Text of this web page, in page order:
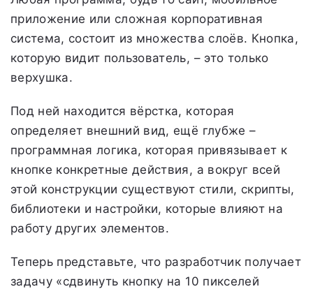
приложение или сложная корпоративная
система, состоит из множества слоёв. Кнопка,
которую видит пользователь, – это только
верхушка.
Под ней находится вёрстка, которая
определяет внешний вид, ещё глубже –
программная логика, которая привязывает к
кнопке конкретные действия, а вокруг всей
этой конструкции существуют стили, скрипты,
библиотеки и настройки, которые влияют на
работу других элементов.
Теперь представьте, что разработчик получает
задачу «сдвинуть кнопку на 10 пикселей